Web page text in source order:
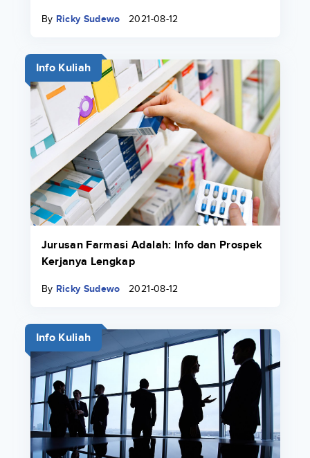
By Ricky Sudewo 2021-08-12
Info Kuliah
Jurusan Farmasi Adalah: Info dan Prospek
Kerjanya Lengkap
By Ricky Sudewo 2021-08-12
Info Kuliah